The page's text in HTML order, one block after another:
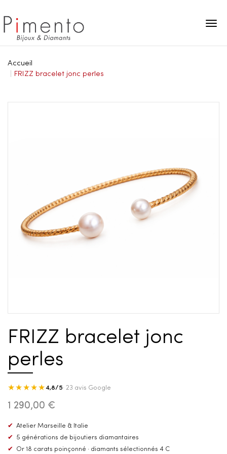
Accueil
FRIZZ bracelet jonc perles
FRIZZ bracelet jonc
perles
★★★★★4,8/5· 23 avis Google
1 290,00 €
✔ Atelier Marseille & Italie
✔
5 générations de bijoutiers diamantaires
✔
Or 18 carats poinçonné · diamants sélectionnés 4 C